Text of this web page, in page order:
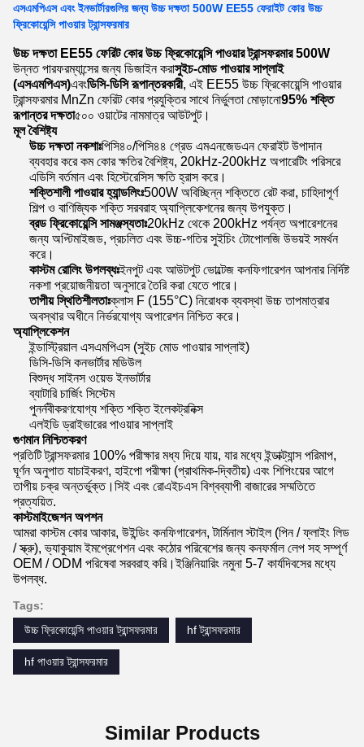
এসএমপিএস এবং ইনভার্টারগুলির জন্য উচ্চ দক্ষতা 500W EE55 ফেরাইট কোর উচ্চ
ফ্রিকোয়েন্সি পাওয়ার ট্রান্সফরমার
উচ্চ দক্ষতা EE55 ফেরিট কোর উচ্চ ফ্রিকোয়েন্সি পাওয়ার ট্রান্সফরমার 500W
উন্নত পারফরম্যান্সের জন্য ডিজাইন করাসুইচ-মোড পাওয়ার সাপ্লাই
(এসএমপিএস)এবংডিসি-ডিসি রূপান্তরকারী, এই EE55 উচ্চ ফ্রিকোয়েন্সি পাওয়ার
ট্রান্সফরমার MnZn ফেরিট কোর প্রযুক্তির সাথে নির্ভুলতা মোড়ানো95% শক্তি
রূপান্তর দক্ষতা৫০০ ওয়াটের নামমাত্র আউটপুট।
মূল বৈশিষ্ট্য
উচ্চ দক্ষতা নকশাঃপিসি৪০/পিসি৪৪ গ্রেড এমএনজেডএন ফেরাইট উপাদান
ব্যবহার করে কম কোর ক্ষতির বৈশিষ্ট্য, 20kHz-200kHz অপারেটিং পরিসরে
এডিসি বর্তমান এবং হিস্টেরেসিস ক্ষতি হ্রাস করে।
শক্তিশালী পাওয়ার হ্যান্ডলিংঃ500W অবিচ্ছিন্ন শক্তিতে রেট করা, চাহিদাপূর্ণ
শিল্প ও বাণিজ্যিক শক্তি সরবরাহ অ্যাপ্লিকেশনের জন্য উপযুক্ত।
ব্রড ফ্রিকোয়েন্সি সামঞ্জস্যতাঃ20kHz থেকে 200kHz পর্যন্ত অপারেশনের
জন্য অপ্টিমাইজড, প্রচলিত এবং উচ্চ-গতির সুইচিং টোপোলজি উভয়ই সমর্থন
করে।
কাস্টম রোলিং উপলব্ধঃইনপুট এবং আউটপুট ভোল্টেজ কনফিগারেশন আপনার নির্দিষ্ট
নকশা প্রয়োজনীয়তা অনুসারে তৈরি করা যেতে পারে।
তাপীয় স্থিতিশীলতাঃক্লাস F (155°C) নিরোধক ব্যবস্থা উচ্চ তাপমাত্রার
অবস্থার অধীনে নির্ভরযোগ্য অপারেশন নিশ্চিত করে।
অ্যাপ্লিকেশন
ইন্ডাস্ট্রিয়াল এসএমপিএস (সুইচ মোড পাওয়ার সাপ্লাই)
ডিসি-ডিসি কনভার্টার মডিউল
বিশুদ্ধ সাইনস ওয়েভ ইনভার্টার
ব্যাটারি চার্জিং সিস্টেম
পুনর্নবীকরণযোগ্য শক্তি শক্তি ইলেকট্রনিক্স
এলইডি ড্রাইভারের পাওয়ার সাপ্লাই
গুণমান নিশ্চিতকরণ
প্রতিটি ট্রান্সফরমার 100% পরীক্ষার মধ্য দিয়ে যায়, যার মধ্যে ইন্ডাক্ট্যান্স পরিমাপ,
ঘূর্ণন অনুপাত যাচাইকরণ, হাইপো পরীক্ষা (প্রাথমিক-দ্বিতীয়) এবং শিপিংয়ের আগে
তাপীয় চক্র অন্তর্ভুক্ত।সিই এবং রোএইচএস বিশ্বব্যাপী বাজারের সম্মতিতে
প্রত্যয়িত.
কাস্টমাইজেশন অপশন
আমরা কাস্টম কোর আকার, উইন্ডিং কনফিগারেশন, টার্মিনাল স্টাইল (পিন / ফ্লাইং লিড
/ স্ক্রু), ভ্যাকুয়াম ইমপ্রেগেশন এবং কঠোর পরিবেশের জন্য কনফর্মাল লেপ সহ সম্পূর্ণ
OEM / ODM পরিষেবা সরবরাহ করি।ইঞ্জিনিয়ারিং নমুনা 5-7 কার্যদিবসের মধ্যে
উপলব্ধ.
Tags:
উচ্চ ফ্রিকোয়েন্সি পাওয়ার ট্রান্সফরমার
hf ট্রান্সফরমার
hf পাওয়ার ট্রান্সফরমার
Similar Products